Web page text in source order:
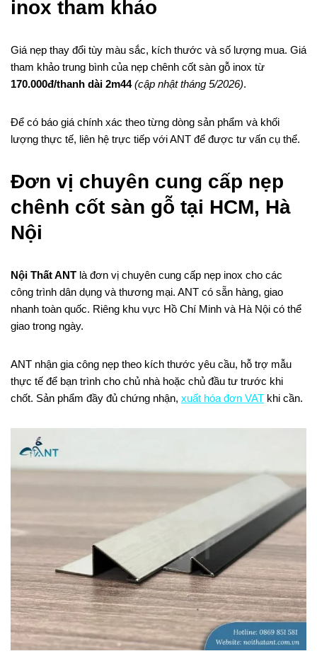
inox tham khảo
Giá nẹp thay đổi tùy màu sắc, kích thước và số lượng mua. Giá
tham khảo trung bình của nẹp chênh cốt sàn gỗ inox từ
170.000đ/thanh dài 2m44 (cập nhật tháng 5/2026).
Để có báo giá chính xác theo từng dòng sản phẩm và khối
lượng thực tế, liên hệ trực tiếp với ANT để được tư vấn cụ thể.
Đơn vị chuyên cung cấp nẹp
chênh cốt sàn gỗ tại HCM, Hà
Nội
Nội Thất ANT là đơn vị chuyên cung cấp nẹp inox cho các
công trình dân dụng và thương mại. ANT có sẵn hàng, giao
nhanh toàn quốc. Riêng khu vực Hồ Chí Minh và Hà Nội có thể
giao trong ngày.
ANT nhận gia công nẹp theo kích thước yêu cầu, hỗ trợ mẫu
thực tế để bạn trình cho chủ nhà hoặc chủ đầu tư trước khi
chốt. Sản phẩm đầy đủ chứng nhận, xuất hóa đơn VAT khi cần.